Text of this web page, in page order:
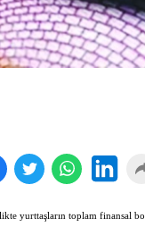
yurttaşların toplam finansal